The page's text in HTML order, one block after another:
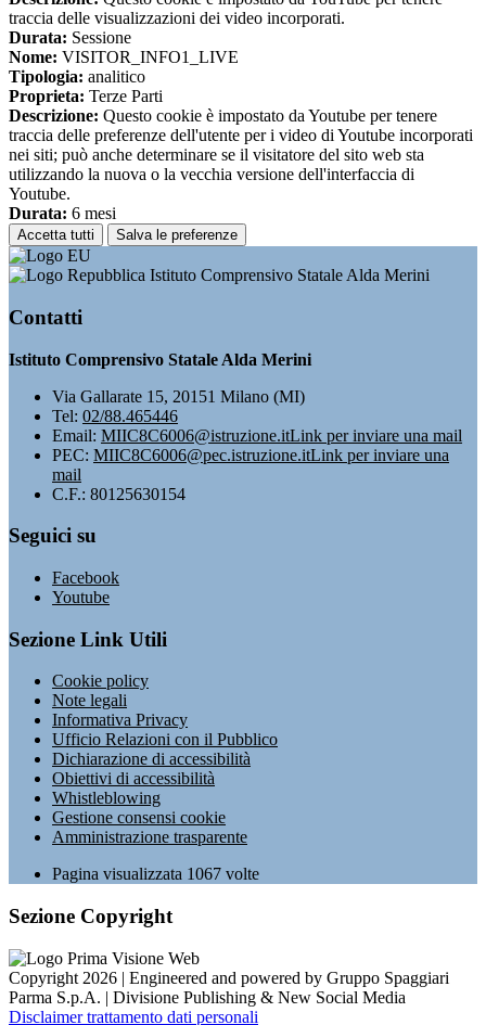
traccia delle visualizzazioni dei video incorporati.
Durata: Sessione
Nome: VISITOR_INFO1_LIVE
Tipologia: analitico
Proprieta: Terze Parti
Descrizione: Questo cookie è impostato da Youtube per tenere
traccia delle preferenze dell'utente per i video di Youtube incorporati
nei siti; può anche determinare se il visitatore del sito web sta
utilizzando la nuova o la vecchia versione dell'interfaccia di
Youtube.
Durata: 6 mesi
Accetta tutti Salva le preferenze
Istituto Comprensivo Statale Alda Merini
Contatti
Istituto Comprensivo Statale Alda Merini
Via Gallarate 15, 20151 Milano (MI)
Tel: 02/88.465446
Email: MIIC8C6006@istruzione.itLink per inviare una mail
PEC: MIIC8C6006@pec.istruzione.itLink per inviare una
mail
C.F.: 80125630154
Seguici su
Facebook
Youtube
Sezione Link Utili
Cookie policy
Note legali
Informativa Privacy
Ufficio Relazioni con il Pubblico
Dichiarazione di accessibilità
Obiettivi di accessibilità
Whistleblowing
Gestione consensi cookie
Amministrazione trasparente
Pagina visualizzata 1067 volte
Sezione Copyright
Copyright 2026 | Engineered and powered by Gruppo Spaggiari
Parma S.p.A. | Divisione Publishing & New Social Media
Disclaimer trattamento dati personali